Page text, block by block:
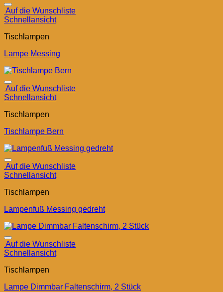
Auf die Wunschliste
Schnellansicht
Tischlampen
Lampe Messing
Auf die Wunschliste
Schnellansicht
Tischlampen
Tischlampe Bern
Auf die Wunschliste
Schnellansicht
Tischlampen
Lampenfuß Messing gedreht
Auf die Wunschliste
Schnellansicht
Tischlampen
Lampe Dimmbar Faltenschirm, 2 Stück